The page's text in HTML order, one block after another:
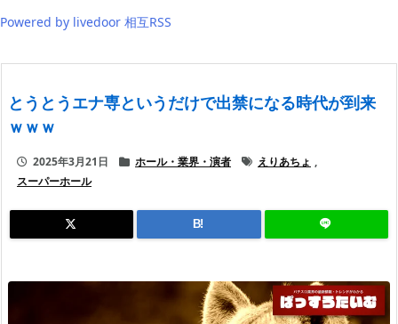
Powered by livedoor 相互RSS
とうとうエナ専というだけで出禁になる時代が到来
ｗｗｗ
2025年3月21日 ホール・業界・演者 えりあちょ ,
スーパーホール
B!